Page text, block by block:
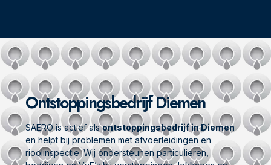
Ontstoppingsbedrijf Diemen
SAERO is actief alsontstoppingsbedrijf in Diemen
en helpt bij problemen met afvoerleidingen en
rioolinspectie. Wij ondersteunen particulieren,